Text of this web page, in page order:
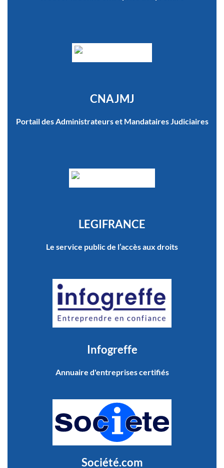
CNAJMJ
Portail des Administrateurs et Mandataires Judiciaires
LEGIFRANCE
Le service public de l’accès aux droits
Infogreffe
Annuaire d'entreprises certifiés
Société.com